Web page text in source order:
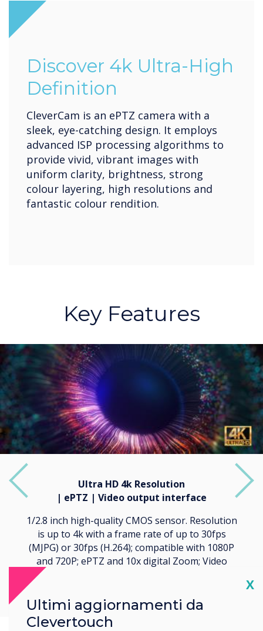
Discover 4k Ultra-High
Definition
CleverCam is an ePTZ camera with a
sleek, eye-catching design. It employs
advanced ISP processing algorithms to
provide vivid, vibrant images with
uniform clarity, brightness, strong
colour layering, high resolutions and
fantastic colour rendition.
Key Features
Ultra HD 4k Resolution
| ePTZ | Video output interface
1/2.8 inch high-quality CMOS sensor. Resolution
is up to 4k with a frame rate of up to 30fps
(MJPG) or 30fps (H.264); compatible with 1080P
and 720P; ePTZ and 10x digital Zoom; Video
Next
X
Ultimi aggiornamenti da
Clevertouch